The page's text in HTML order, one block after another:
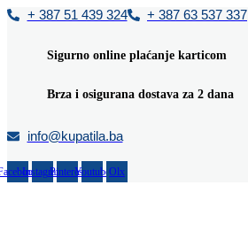
Skip+ 387 51 439 324 + 387 63 537 337
Sigurno online plaćanje karticom
Brza i osigurana dostava za 2 dana
info@kupatila.ba
InstagramPinterestYoutubeOlx